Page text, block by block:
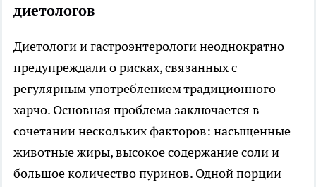
диетологов
Диетологи и гастроэнтерологи неоднократно
предупреждали о рисках, связанных с
регулярным употреблением традиционного
харчо. Основная проблема заключается в
сочетании нескольких факторов: насыщенные
животные жиры, высокое содержание соли и
большое количество пуринов. Одной порции